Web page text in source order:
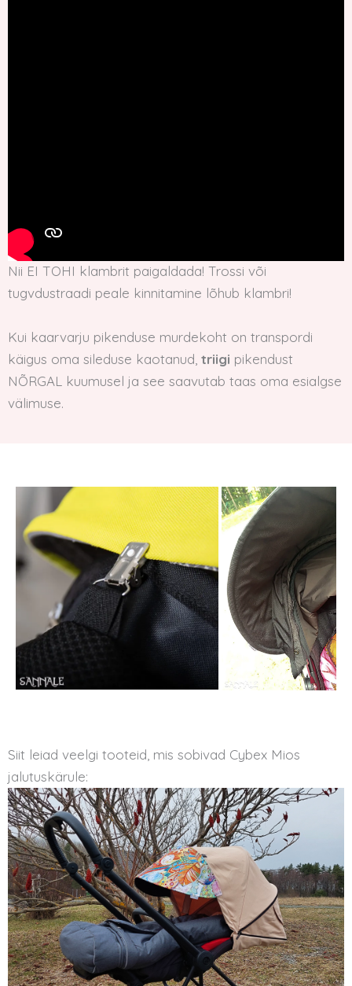
Nii EI TOHI klambrit paigaldada! Trossi või
tugvdustraadi peale kinnitamine lõhub klambri!
Kui kaarvarju pikenduse murdekoht on transpordi
käigus oma sileduse kaotanud, triigi pikendust
NÕRGAL kuumusel ja see saavutab taas oma esialgse
välimuse.
Siit leiad veelgi tooteid, mis sobivad Cybex Mios
jalutuskärule: